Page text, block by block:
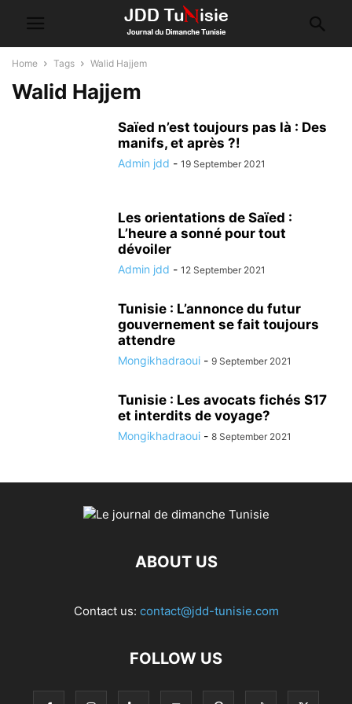
Home Tags Walid Hajjem
Walid Hajjem
Saïed n’est toujours pas là : Des
manifs, et après ?!
Admin jdd - 19 September 2021
Les orientations de Saïed :
L’heure a sonné pour tout
dévoiler
Admin jdd - 12 September 2021
Tunisie : L’annonce du futur
gouvernement se fait toujours
attendre
Mongikhadraoui - 9 September 2021
Tunisie : Les avocats fichés S17
et interdits de voyage?
Mongikhadraoui - 8 September 2021
ABOUT US
Contact us: contact@jdd-tunisie.com
FOLLOW US